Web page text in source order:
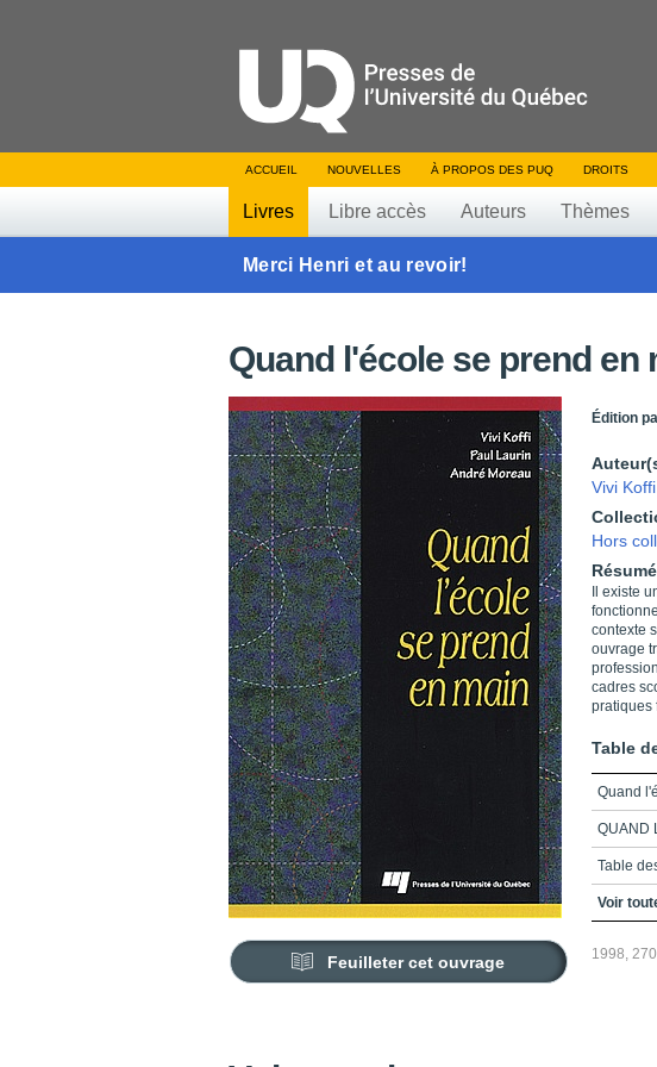
ACCUEIL NOUVELLES À PROPOS DES PUQ DROITS
Livres Libre accès Auteurs Thèmes
Merci Henri et au revoir!
Quand l'école se prend en
Feuilleter cet ouvrage
Édition
Vivi Koffi
Hors
Résumé
Il existe
contexte
ouvrage
cadres
pratiques
Table
Quand
QUAND
Table
Voir
1998,